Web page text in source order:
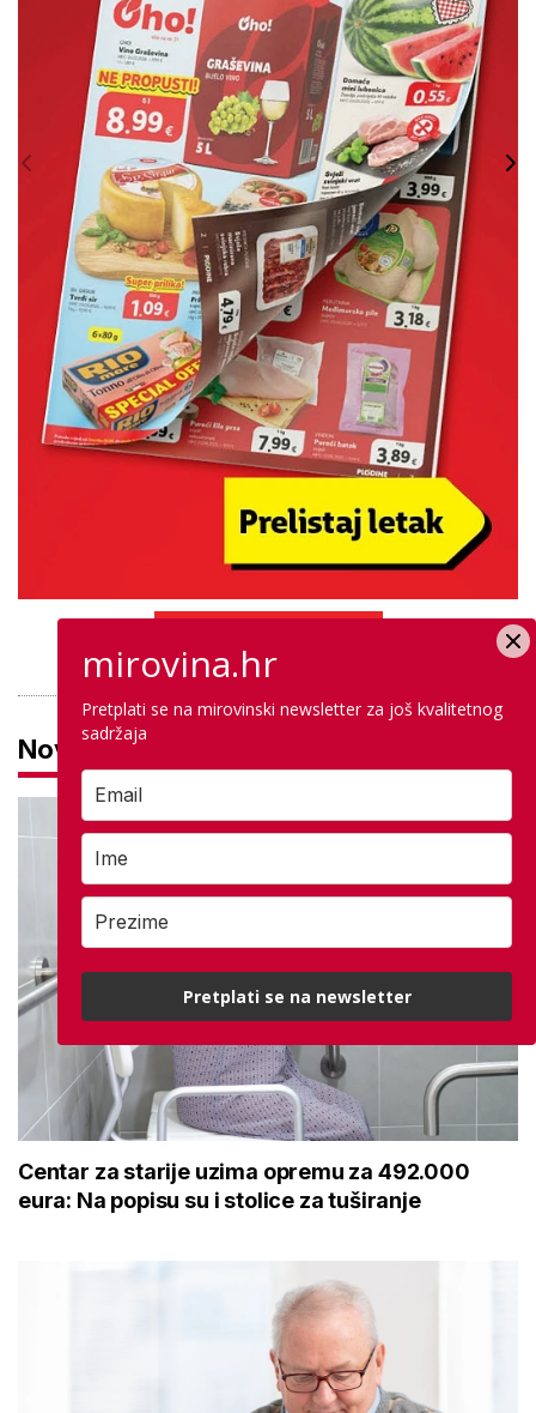
Novosti
Centar za starije uzima opremu za 492.000
eura: Na popisu su i stolice za tuširanje
mirovina.hr
Pretplati se na mirovinski newsletter za još kvalitetnog
sadržaja
Pretplati se na newsletter